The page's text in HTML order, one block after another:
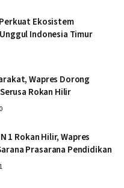
Ekosistem
Indonesia Timur
Wapres Dorong
Rokan Hilir
1 Rokan Hilir, Wapres
Prasarana Pendidikan
1